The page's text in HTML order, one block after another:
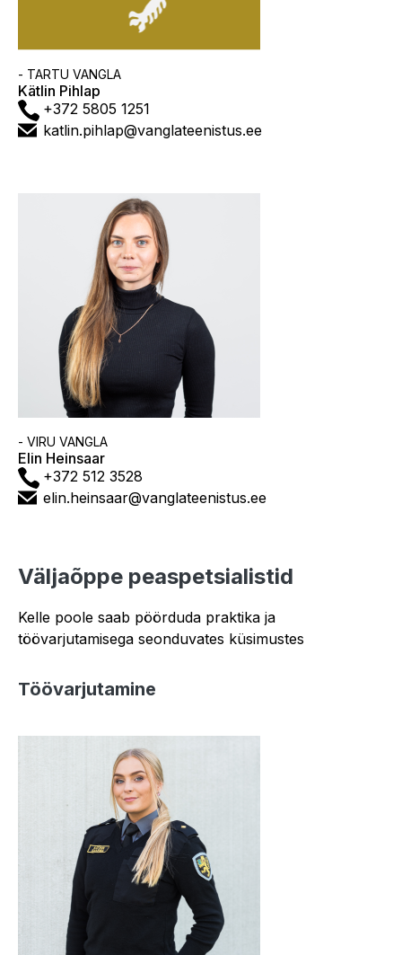
Asutus
- TARTU VANGLA
Kätlin Pihlap
Telefon+372 5805 1251
E-
katlin.pihlap@vanglateenistus.ee
Asutus
- VIRU VANGLA
Elin Heinsaar
Telefon+372 512 3528
E- elin.heinsaar@vanglateenistus.ee
Väljaõppe peaspetsialistid
Kelle poole saab pöörduda praktika ja
töövarjutamisega seonduvates küsimustes
Töövarjutamine